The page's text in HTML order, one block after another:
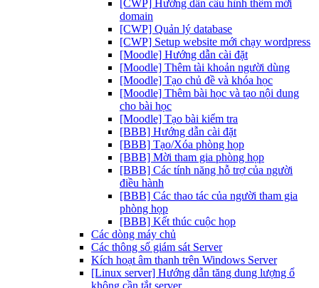
[CWP] Hướng dẫn cấu hình thêm mới
domain
[CWP] Quản lý database
[CWP] Setup website mới chạy wordpress
[Moodle] Hướng dẫn cài đặt
[Moodle] Thêm tài khoản người dùng
[Moodle] Tạo chủ đề và khóa học
[Moodle] Thêm bài học và tạo nội dung
cho bài học
[Moodle] Tạo bài kiểm tra
[BBB] Hướng dẫn cài đặt
[BBB] Tạo/Xóa phòng họp
[BBB] Mời tham gia phòng họp
[BBB] Các tính năng hỗ trợ của người
điều hành
[BBB] Các thao tác của người tham gia
phòng họp
[BBB] Kết thúc cuộc họp
Các dòng máy chủ
Các thông số giám sát Server
Kích hoạt âm thanh trên Windows Server
[Linux server] Hướng dẫn tăng dung lượng ổ
không cần tắt server